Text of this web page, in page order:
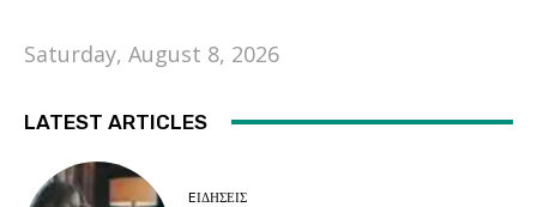
Saturday, August 8, 2026
LATEST ARTICLES
EΙΔΗΣΕΙΣ